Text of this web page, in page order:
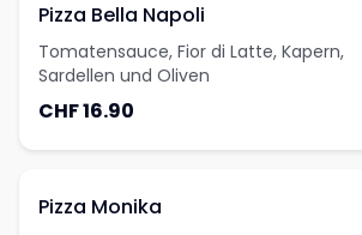
Pizza Bella Napoli
Tomatensauce, Fior di Latte, Kapern,
Sardellen und Oliven
CHF 16.90
Pizza Monika